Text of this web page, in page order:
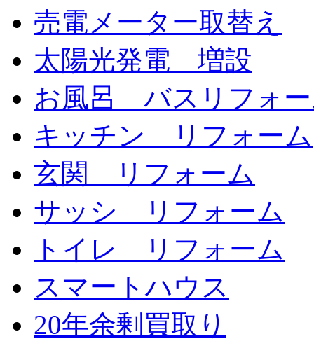
売電メーター取替え
太陽光発電 増設
お風呂 バスリフォ
キッチン リフォーム
玄関 リフォーム
サッシ リフォーム
トイレ リフォーム
スマートハウス
20年余剰買取り